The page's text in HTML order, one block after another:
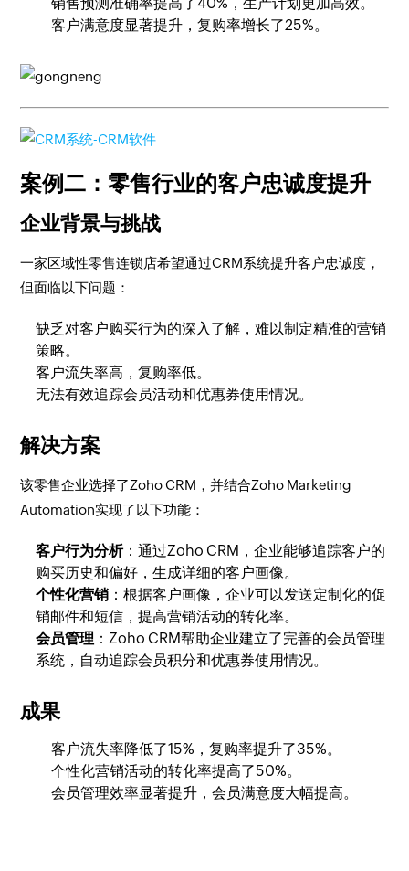
客户满意度显著提升，复购率增长了25%。
案例二：零售行业的客户忠诚度提升
企业背景与挑战
一家区域性零售连锁店希望通过CRM系统提升客户忠诚度，
但面临以下问题：
缺乏对客户购买行为的深入了解，难以制定精准的营销
策略。
客户流失率高，复购率低。
无法有效追踪会员活动和优惠券使用情况。
解决方案
该零售企业选择了Zoho CRM，并结合Zoho Marketing
Automation实现了以下功能：
客户行为分析：通过Zoho CRM，企业能够追踪客户的
购买历史和偏好，生成详细的客户画像。
个性化营销 ：根据客户画像，企业可以发送定制化的促
销邮件和短信，提高营销活动的转化率。
会员管理 ：Zoho CRM帮助企业建立了完善的会员管理
系统，自动追踪会员积分和优惠券使用情况。
成果
客户流失率降低了15%，复购率提升了35%。
个性化营销活动的转化率提高了50%。
会员管理效率显著提升，会员满意度大幅提高。